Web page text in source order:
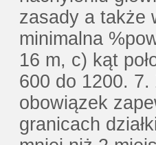
zasady a także
minimalna
16 m, c) kąt
600 do 1200.
obowiązek
granicach